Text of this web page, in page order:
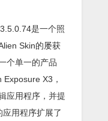
是一个照
Skin的屡获
个单一的产品
X3，
应用程序，并提
用程序扩展了